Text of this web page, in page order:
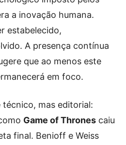
a inovação humana.
estabelecido,
A presença contínua
que ao menos este
em foco.
técnico, mas editorial:
Game of Thrones caiu
final. Benioff e Weiss